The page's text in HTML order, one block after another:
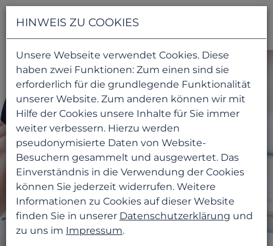
HINWEIS ZU COOKIES
Unsere Webseite verwendet Cookies. Diese
haben zwei Funktionen: Zum einen sind sie
erforderlich für die grundlegende Funktionalität
unserer Website. Zum anderen können wir mit
Hilfe der Cookies unsere Inhalte für Sie immer
weiter verbessern. Hierzu werden
pseudonymisierte Daten von Website-
Besuchern gesammelt und ausgewertet. Das
Einverständnis in die Verwendung der Cookies
können Sie jederzeit widerrufen. Weitere
Informationen zu Cookies auf dieser Website
finden Sie in unserer Datenschutzerklärung und
zu uns im Impressum.